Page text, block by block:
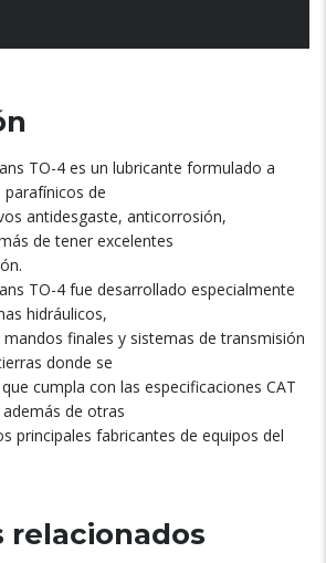
TO-4 es un lubricante formulado a
de
antidesgaste, anticorrosión,
de tener excelentes
TO-4 fue desarrollado especialmente
hidráulicos,
finales y sistemas de transmisión
donde se
cumpla con las especificaciones CAT
además de otras
principales fabricantes de equipos del
relacionados